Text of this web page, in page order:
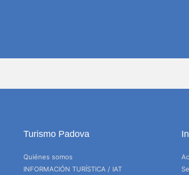
Turismo Padova
Quiénes somos
INFORMACIÓN TURÍSTICA / IAT